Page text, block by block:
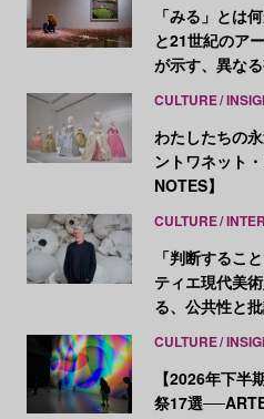
「みる」とは
と21世紀のア
が示す、異な
CULTURE
わたしたちの
ントワネット
NOTES】
CULTURE
「判断するこ
ティエ現代美
る、公共性と
CULTURE
【2026年下半
祭17選